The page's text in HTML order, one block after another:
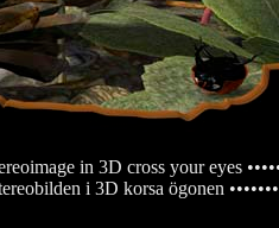
in 3D cross your eyes
i 3D korsa ögonen